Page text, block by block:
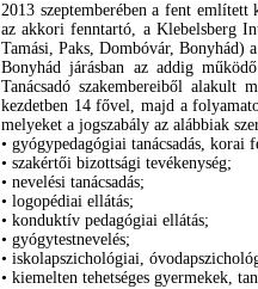
2013 szeptemberében a fent említett
az akkori fenntartó, a Klebelsberg
Tamási, Paks, Dombóvár, Bonyhád)
Bonyhád járásban az addig
Tanácsadó szakembereiből alakult
kezdetben 14 fővel, majd a
melyeket a jogszabály az alábbiak
• gyógypedagógiai tanácsadás, korai
• szakértői bizottsági tevékenység;
• nevelési tanácsadás;
• logopédiai ellátás;
• konduktív pedagógiai ellátás;
• gyógytestnevelés;
• iskolapszichológiai,
• kiemelten tehetséges gyermekek,